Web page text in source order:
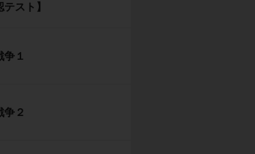
テスト】
争１
争２